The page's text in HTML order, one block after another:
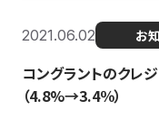
2021.06.02 お
コングラントのクレ
（4.8%→3.4％）